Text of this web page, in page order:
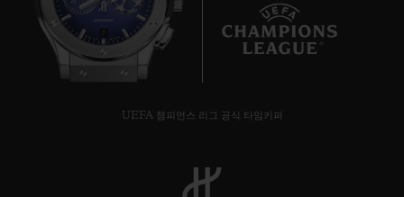
7
UEFA 챔피언스 리그 공식 타임키퍼